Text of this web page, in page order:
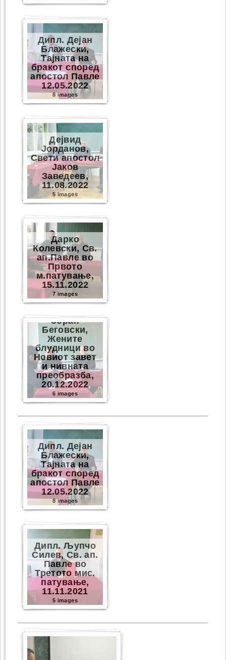
Дипл. Дејан
Блажески,
Тајната на
бракот според
апостол Павле
12.05.2022
8 images
Дејвид
Јорданов,
Свети апостол
Јаков
Заведеев,
11.08.2022
5 images
Дарко
Колевски, Св.
ап.Павле во
Првото
м.патување,
15.11.2022
7 images
Зоран
Беговски,
Жените
блудници во
Новиот завет
и нивната
преобразба,
20.12.2022
6 images
Дипл. Дејан
Блажески,
Тајната на
бракот според
апостол Павле
12.05.2022
8 images
Дипл. Љупчо
Силев, Св. ап.
Павле во
Третото мис.
патување,
11.11.2021
5 images